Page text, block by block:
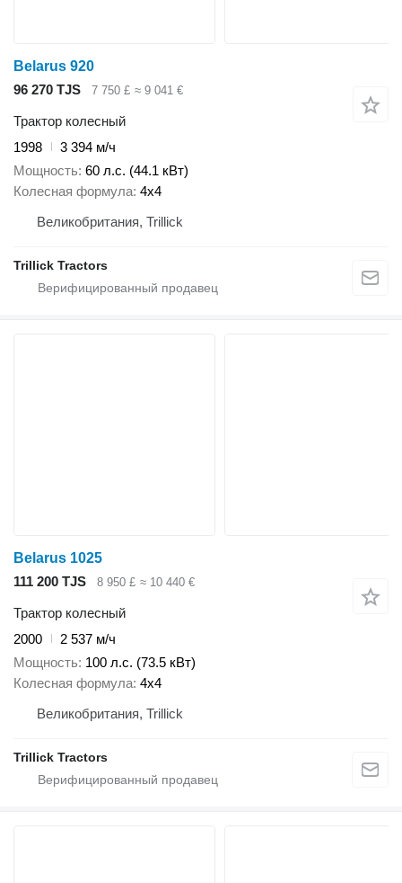
Belarus 920
96 270 TJS
7 750 £ ≈ 9 041 €
Трактор колесный
1998
3 394 м/ч
Мощность 60 л.с. (44.1 кВт)
Колесная формула 4x4
Великобритания, Trillick
Trillick Tractors
Belarus 1025
111 200 TJS
8 950 £ ≈ 10 440 €
Трактор колесный
2000
2 537 м/ч
Мощность 100 л.с. (73.5 кВт)
Колесная формула 4x4
Великобритания, Trillick
Trillick Tractors